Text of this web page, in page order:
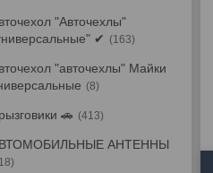
"Авточехлы"
✔
163
"авточехлы" Майки
8
🚗 413
АНТЕННЫ
18